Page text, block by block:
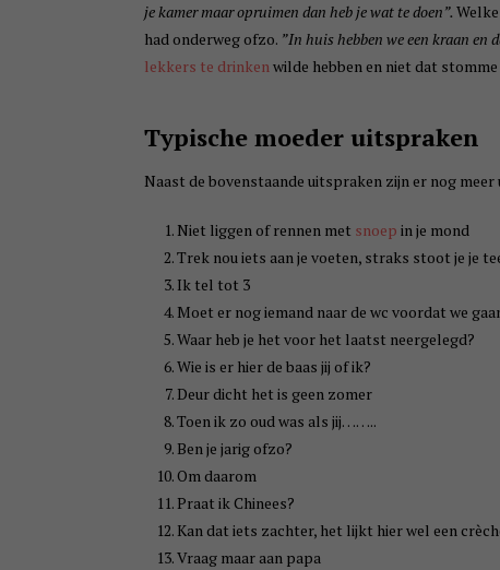
je kamer maar opruimen dan heb je wat te doen”.
had onderweg ofzo. ”In huis hebben we een kraan en
lekkers te drinkenwilde hebben en niet dat
Typische moeder uitspraken
Naast de bovenstaande uitspraken zijn er nog
Niet liggen of rennen met snoep in je mond
Trek nou iets aan je voeten, straks stoot je je
Ik tel tot 3
Moet er nog iemand naar de wc voordat we
Waar heb je het voor het laatst neergelegd?
Wie is er hier de baas jij of ik?
Deur dicht het is geen zomer
Toen ik zo oud was als jij……..
Ben je jarig ofzo?
Om daarom
Praat ik Chinees?
Kan dat iets zachter, het lijkt hier wel een
Vraag maar aan papa